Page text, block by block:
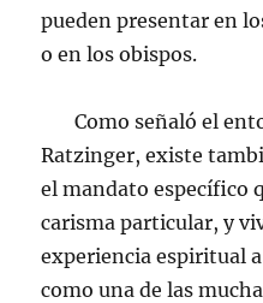
pueden presentar en
o en los obispos.
Como señaló el
Ratzinger, existe
el mandato específico
carisma particular, y
experiencia espiritual
como una de las